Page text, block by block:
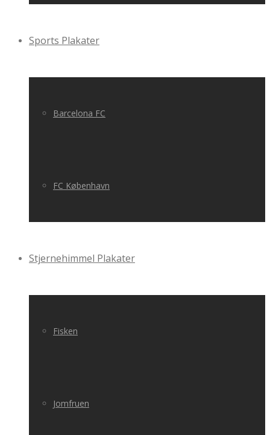
Sports Plakater
Barcelona FC
FC København
Stjernehimmel Plakater
Fisken
Jomfruen